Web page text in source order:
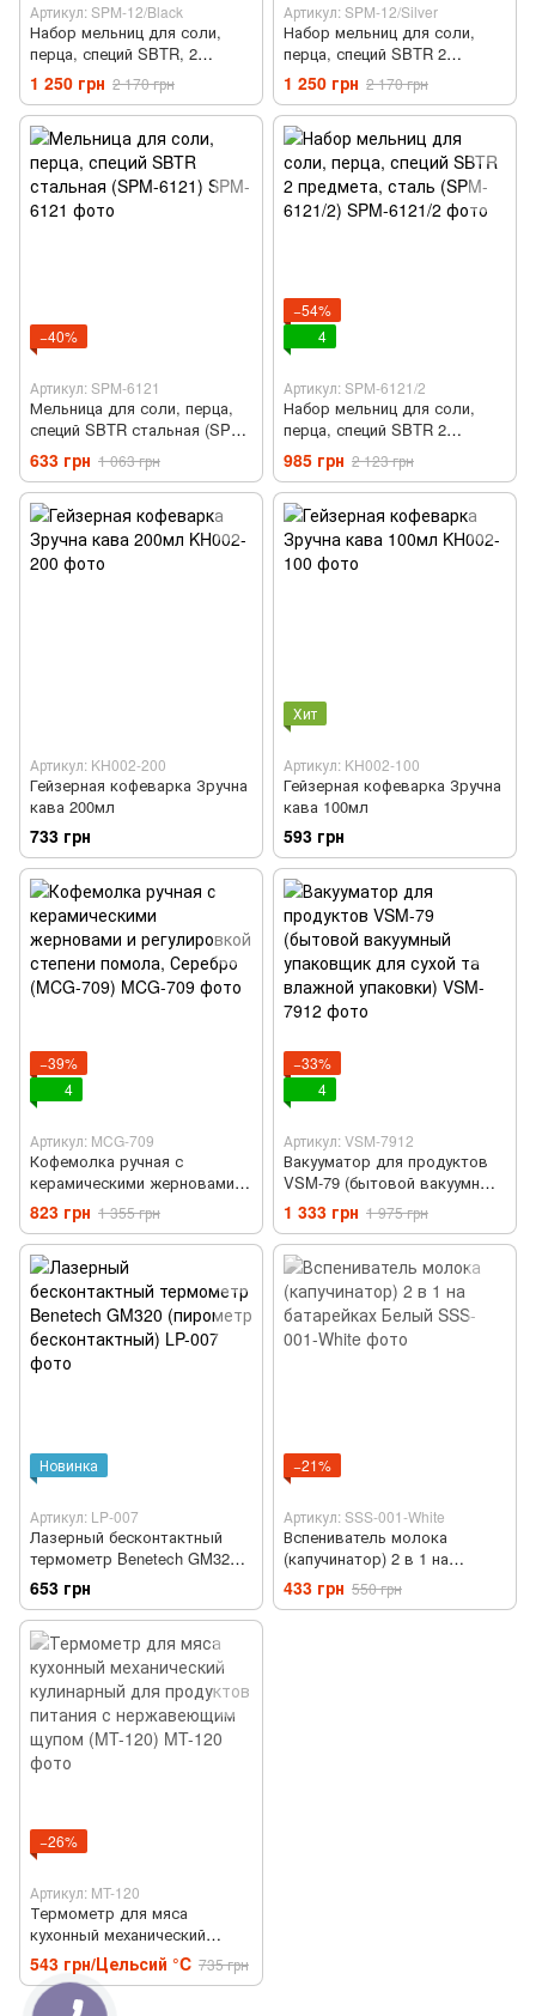
Артикул: SPM-12/Black
Набор мельниц для соли,
перца, специй SBTR, 2
предмета, керамические
ножи, на батарейках Черный
(SPM-12/Black)
1 250 грн 2 170 грн
Артикул: SPM-12/Silver
Набор мельниц для соли,
перца, специй SBTR 2
предмета керамические
ножи, на батарейках Серебро
(SPM-12/Silver)
1 250 грн 2 170 грн
−40%
Артикул: SPM-6121
Мельница для соли, перца,
специй SBTR стальная (SPM-
6121)
633 грн 1 063 грн
−54%
4
Артикул: SPM-6121/2
Набор мельниц для соли,
перца, специй SBTR 2
предмета, сталь (SPM-
6121/2)
985 грн 2 123 грн
Артикул: KH002-200
Гейзерная кофеварка Зручна
кава 200мл
733 грн
Хит
Артикул: KH002-100
Гейзерная кофеварка Зручна
кава 100мл
593 грн
−39%
4
Артикул: MCG-709
Кофемолка ручная с
керамическими жерновами и
регулировкой степени
помола, Серебро (MCG-709)
823 грн 1 355 грн
−33%
4
Артикул: VSM-7912
Вакууматор для продуктов
VSM-79 (бытовой вакуумный
упаковщик для сухой та
влажной упаковки)
1 333 грн 1 975 грн
Новинка
Артикул: LP-007
Лазерный бесконтактный
термометр Benetech GM320
(пирометр бесконтактный)
653 грн
−21%
Артикул: SSS-001-White
Вспениватель молока
(капучинатор) 2 в 1 на
батарейках Белый
433 грн 550 грн
−26%
Артикул: MT-120
Термометр для мяса
кухонный механический
кулинарный для продуктов
питания с нержавеющим
щупом (MT-120)
543 грн/Цельсий °C 735 грн